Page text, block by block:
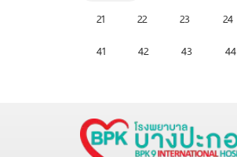
21
22 23 24
41
42 43 44